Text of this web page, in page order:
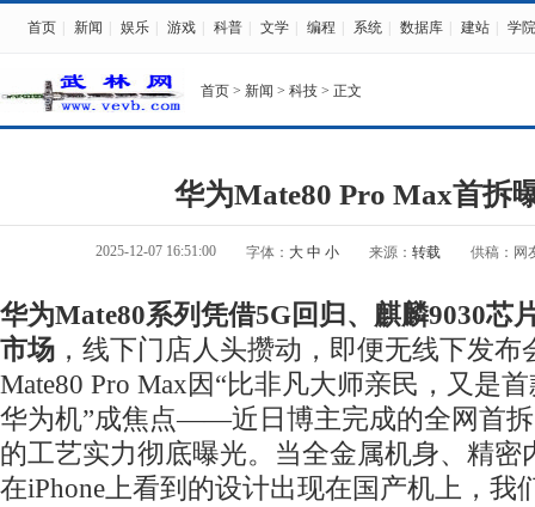
首页 新闻 娱乐 游戏 科普 文学 编程 系统 数据库 建站 学院
首页 > 新闻 > 科技 > 正文
华为Mate80 Pro Max首拆
2025-12-07 16:51:00 字体： 大 中 小 来源： 转载 供稿：网
华为Mate80系列凭借5G回归、麒麟9030芯
市场 ，线下门店人头攒动，即便无线下发
Mate80 Pro Max因“比非凡大师亲民，又是
华为机”成焦点——近日博主完成的全网首
的工艺实力彻底曝光。当全金属机身、精密
在iPhone上看到的设计出现在国产机上，我